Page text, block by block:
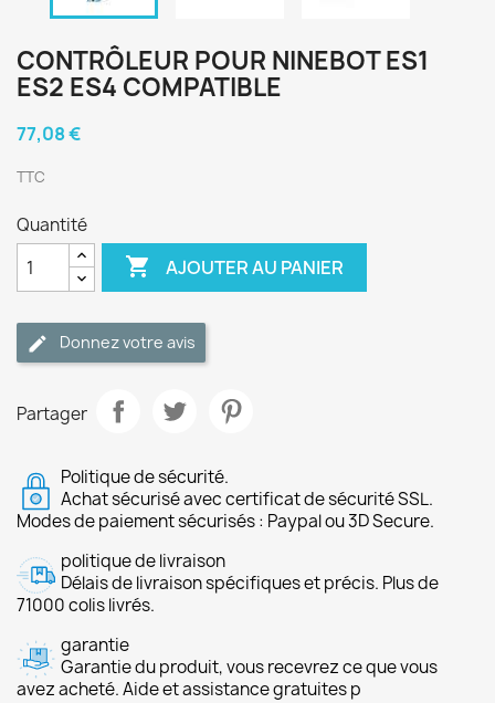
CONTRÔLEUR POUR NINEBOT ES1
ES2 ES4 COMPATIBLE
77,08 €
TTC
Quantité
 AJOUTER AU PANIER
Donnez votre avis
Partager
Politique de sécurité.
Achat sécurisé avec certificat de sécurité SSL.
Modes de paiement sécurisés : Paypal ou 3D Secure.
politique de livraison
Délais de livraison spécifiques et précis. Plus de
71000 colis livrés.
garantie
Garantie du produit, vous recevrez ce que vous
avez acheté. Aide et assistance gratuites p